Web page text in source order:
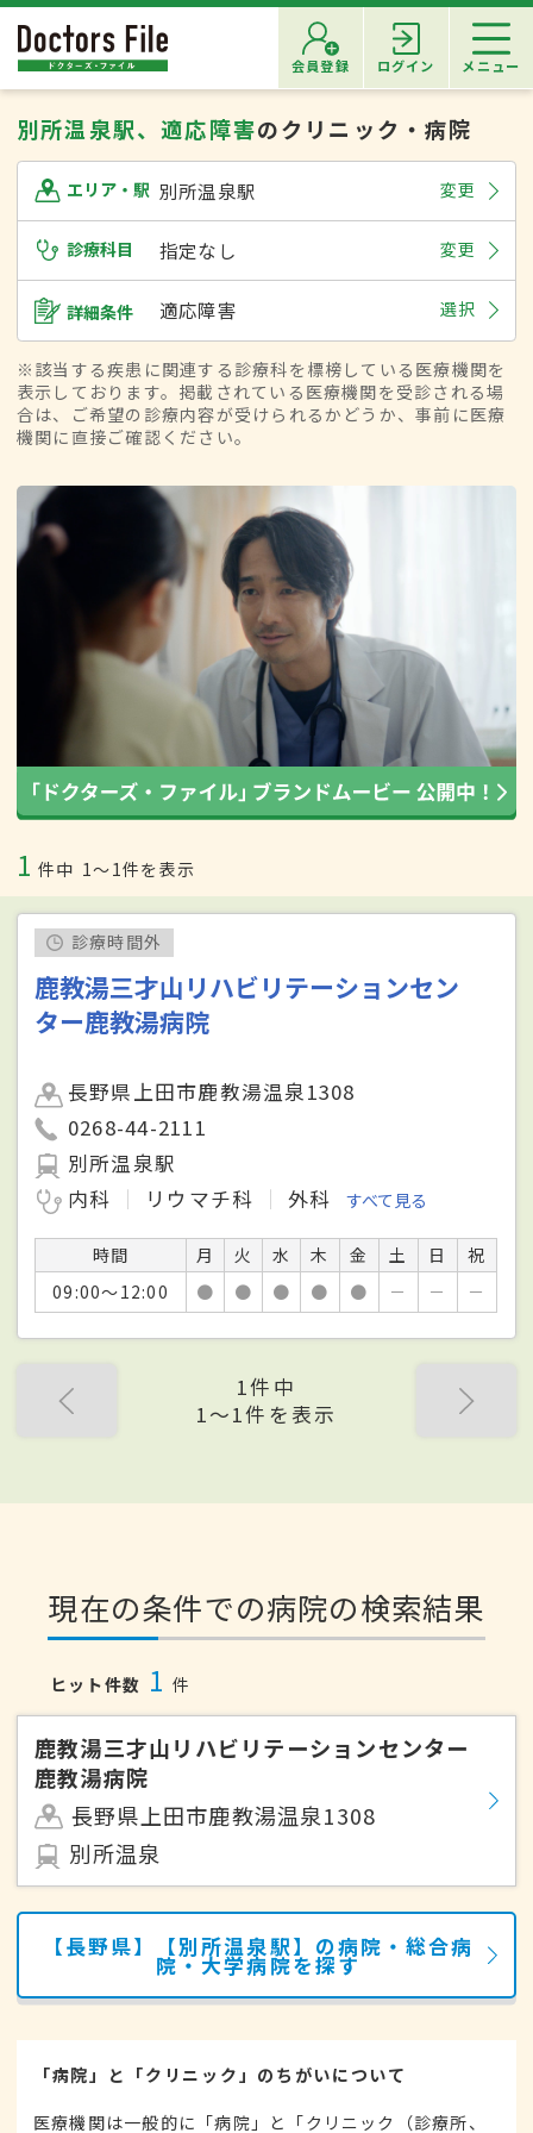
会員登録 ログイン メニュー
別所温泉駅、適応障害のクリニック・病院
エリア・駅 別所温泉駅 変更
診療科目 指定なし 変更
詳細条件 適応障害 選択
※該当する疾患に関連する診療科を標榜している医療機関を
表示しております。掲載されている医療機関を受診される場
合は、ご希望の診療内容が受けられるかどうか、事前に医療
機関に直接ご確認ください。
1 件中 1〜1件を表示
診療時間外
鹿教湯三才山リハビリテーションセン
ター鹿教湯病院
長野県上田市鹿教湯温泉1308
0268-44-2111
別所温泉駅
内科
リウマチ科 外科 すべて見る
時間 月 火 水 木 金 土 日
祝
09:00～12:00
● ● ● ● ● － － －
1件中
1〜1件を表示
現在の条件での病院の検索結果
ヒット件数 1 件
鹿教湯三才山リハビリテーションセンター
鹿教湯病院
長野県上田市鹿教湯温泉1308
別所温泉
【長野県】【別所温泉駅】の病院・総合病
院・大学病院を探す
「病院」と「クリニック」のちがいについて
医療機関は一般的に「病院」と「クリニック（診療所、